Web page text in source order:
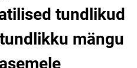
tundlikud
mängu